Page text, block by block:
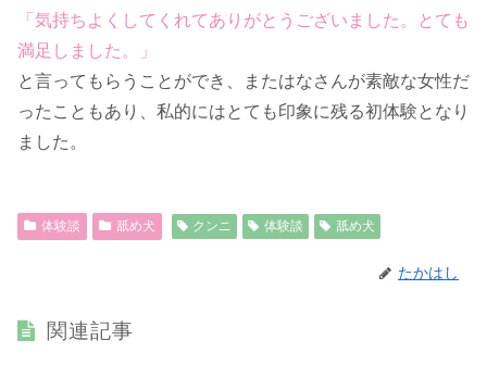
「気持ちよくしてくれてありがとうございました。とても
満足しました。」
と言ってもらうことができ、またはなさんが素敵な女性だ
ったこともあり、私的にはとても印象に残る初体験となり
ました。
体験談 舐め犬 クンニ 体験談 舐め犬
たかはし
関連記事